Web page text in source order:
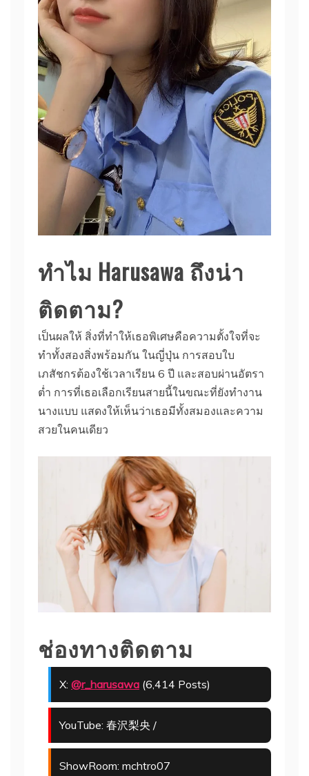
ทำไม Harusawa ถึงน่า
ติดตาม?
เป็นผลให้ สิ่งที่ทำให้เธอพิเศษคือความตั้งใจที่จะ
ทำทั้งสองสิ่งพร้อมกัน ในญี่ปุ่น การสอบใบ
เภสัชกรต้องใช้เวลาเรียน 6 ปี และสอบผ่านอัตรา
ต่ำ การที่เธอเลือกเรียนสายนี้ในขณะที่ยังทำงาน
นางแบบ แสดงให้เห็นว่าเธอมีทั้งสมองและความ
สวยในคนเดียว
ช่องทางติดตาม
X: @r_harusawa (6,414 Posts)
YouTube: 春沢梨央 /
ShowRoom: mchtro07